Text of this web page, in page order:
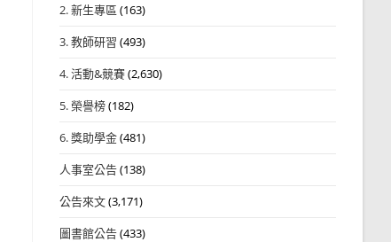
2. 新生專區 (163)
3. 教師研習 (493)
4. 活動&競賽(2,630)
5. 榮譽榜(182)
6. 獎助學金(481)
人事室公告(138)
公告來文(3,171)
圖書館公告(433)